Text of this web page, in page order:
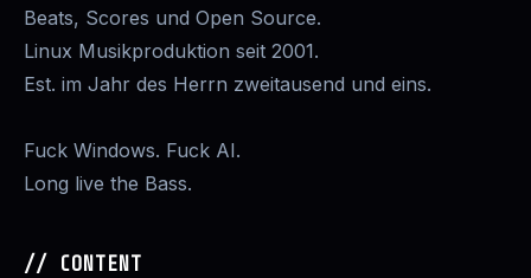
Beats, Scores und Open Source.
Linux Musikproduktion seit 2001.
Est. im Jahr des Herrn zweitausend und eins.
Fuck Windows. Fuck AI.
Long live the Bass.
// CONTENT